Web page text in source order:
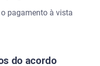
pagamento à vista
do acordo